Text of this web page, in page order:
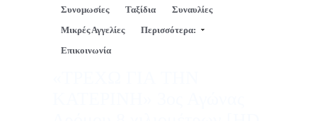
Συνομωσίες
Ταξίδια
Συναυλίες
Μικρές Αγγελίες
Περισσότερα:
Επικοινωνία